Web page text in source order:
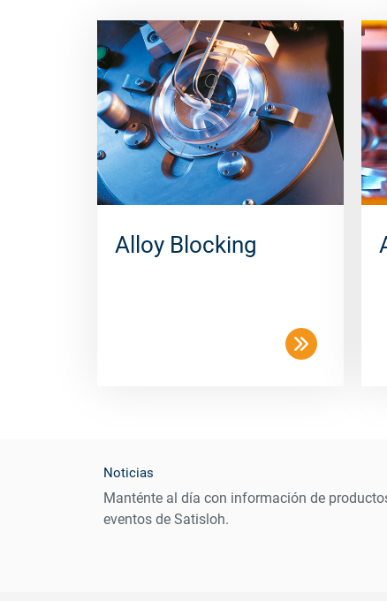
Alloy Blocking
Noticias
Manténte al día con información de
eventos de Satisloh.